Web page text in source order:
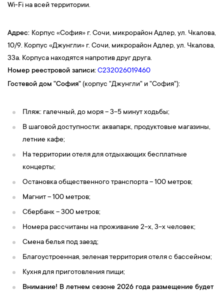
Wi-Fi на всей территории.
Адрес: Корпус «София» г. Сочи, микрорайон Адлер, ул. Чкалова,
10/9. Корпус «Джунгли» г. Сочи, микрорайон Адлер, ул. Чкалова,
33а. Корпуса находятся напротив друг друга.
Номер реестровой записи:С232026019460
Гостевой дом "София"(корпус "Джунгли" и "София"):
Пляж: галечный, до моря – 3-5 минут ходьбы;
В шаговой доступности: аквапарк, продуктовые магазины,
летние кафе;
На территории отеля для отдыхающих бесплатные
концерты;
Остановка общественного транспорта – 100 метров;
Магнит – 100 метров;
Сбербанк – 300 метров;
Номера рассчитаны на проживание 2-х, 3-х человек;
Смена белья под заезд;
Благоустроенная, зеленая территория отеля с бассейном;
Кухня для приготовления пищи;
Внимание! В летнем сезоне 2026 года размещение будет